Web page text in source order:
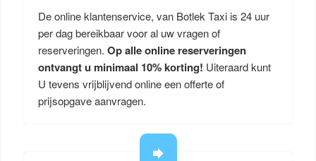
De online klantenservice, van Botlek Taxi is 24 uur
per dag bereikbaar voor al uw vragen of
reserveringen. Op alle online reserveringen
ontvangt u minimaal 10% korting! Uiteraard kunt
U tevens vrijblijvend online een offerte of
prijsopgave aanvragen.